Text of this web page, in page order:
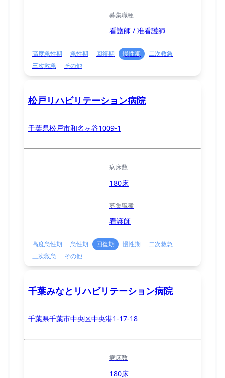
募集職種
看護師 / 准看護師
高度急性期 急性期 回復期 慢性期
二次救急
三次救急
その他
松戸リハビリテーション病院
千葉県松戸市和名ヶ谷1009-1
病床数
180床
募集職種
看護師
高度急性期 急性期 回復期 慢性期
二次救急
三次救急
その他
千葉みなとリハビリテーション病院
千葉県千葉市中央区中央港1-17-18
病床数
180床